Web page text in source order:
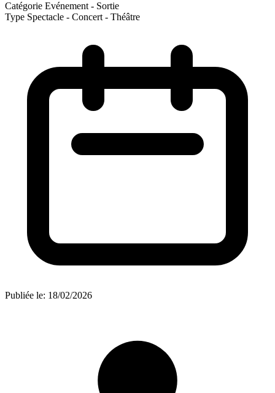
Catégorie Evénement - Sortie
Type Spectacle - Concert - Théâtre
Publiée le: 18/02/2026